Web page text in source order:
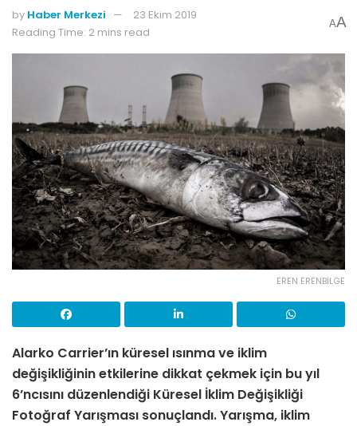
by Haber Merkezi
23 Ekim 2019
Reading Time: 2 mins read
AA
EREN ERENBİLGE
Alarko Carrier’ın küresel ısınma ve iklim
değişikliğinin etkilerine dikkat çekmek için bu yıl
6’ncısını düzenlendiği Küresel İklim Değişikliği
Fotoğraf Yarışması sonuçlandı. Yarışma, iklim